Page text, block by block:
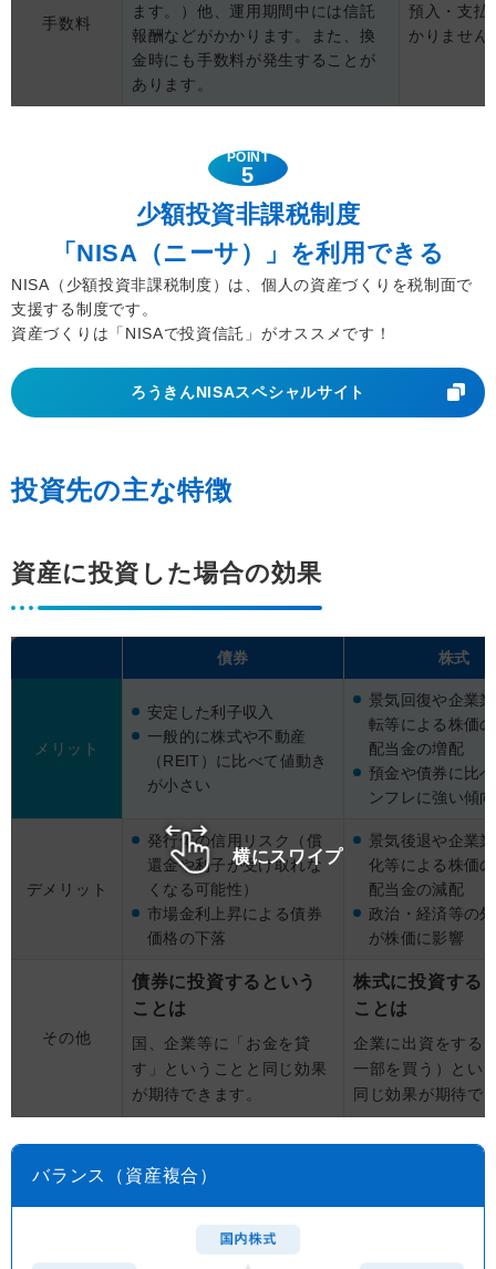
手数料
ます。）他、運用期間中には信託
報酬などがかかります。また、換
金時にも手数料が発生することが
あります。
預入・支払
かりません
POINT
5
少額投資非課税制度
「NISA（ニーサ）」を利用できる
NISA（少額投資非課税制度）は、個人の資産づくりを税制面で
支援する制度です。
資産づくりは「NISAで投資信託」がオススメです！
ろうきんNISAスペシャルサイト
投資先の主な特徴
資産に投資した場合の効果
債券 株式
メリット
安定した利子収入
一般的に株式や不動産
（REIT）に比べて値動き
が小さい
景気回復や企業
転等による株価
配当金の増配
預金や債券に比
ンフレに強い傾向
デメリット
発行体の信用リスク（償
還金や利子が受け取れな
くなる可能性）
市場金利上昇による債券
価格の下落
景気後退や企業
化等による株価
配当金の減配
政治・経済等の
が株価に影響
その他
債券に投資するという
ことは
国、企業等に「お金を貸
す」ということと同じ効果
が期待できます。
株式に投資する
ことは
企業に出資をする
一部を買う）とい
同じ効果が期待で
横にスワイプ
バランス（資産複合）